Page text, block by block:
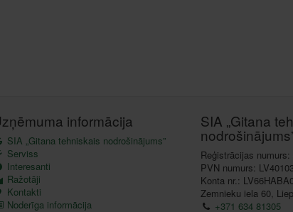
informācija
SIA „Gitana tehniskais nodrošinājums”
Serviss
Interesanti
Ražotāji
Kontakti
Noderīga informācija
SIA „Gitana
Reģistrācijas numurs:
PVN numurs:
Konta nr.:
Zemnieku iela 60,
+371 634 81305